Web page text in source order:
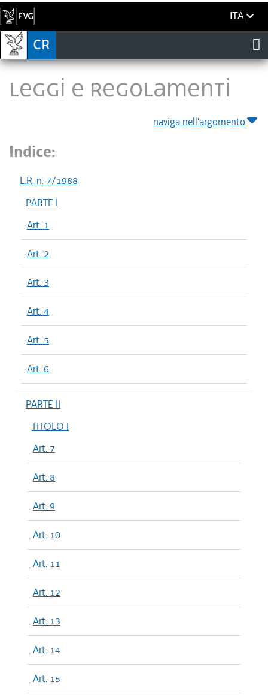
ITA
LEGGI E REGOLAMENTI
naviga nell'argomento
Indice:
L.R. n. 7/1988
PARTE I
Art. 1
Art. 2
Art. 3
Art. 4
Art. 5
Art. 6
PARTE II
TITOLO I
Art. 7
Art. 8
Art. 9
Art. 10
Art. 11
Art. 12
Art. 13
Art. 14
Art. 15